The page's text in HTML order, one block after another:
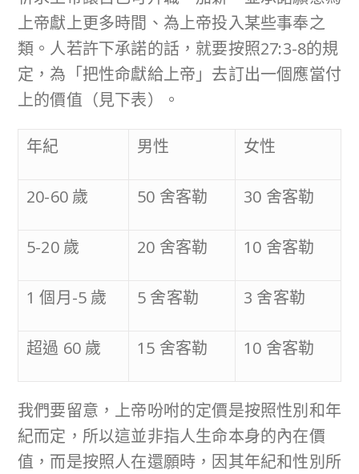
上帝獻上更多時間、為上帝投入某些事奉之
類。人若許下承諾的話，就要按照27:3-8的規
定，為「把性命獻給上帝」去訂出一個應當付
上的價值（見下表）。
年紀 男性 女性
20-60 歲 50 舍客勒 30 舍客勒
5-20 歲 20 舍客勒 10 舍客勒
1 個月-5 歲 5 舍客勒 3 舍客勒
超過 60 歲 15 舍客勒 10 舍客勒
我們要留意，上帝吩咐的定價是按照性別和年
紀而定，所以這並非指人生命本身的內在價
值，而是按照人在還願時，因其年紀和性別所